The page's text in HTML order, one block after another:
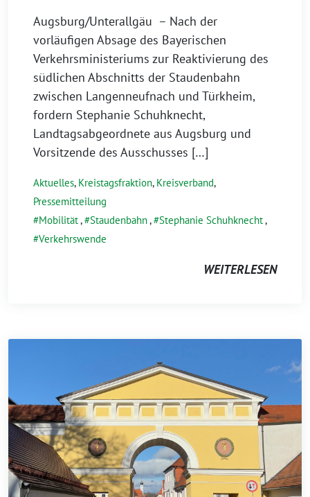
Augsburg/Unterallgäu – Nach der
vorläufigen Absage des Bayerischen
Verkehrsministeriums zur Reaktivierung des
südlichen Abschnitts der Staudenbahn
zwischen Langenneufnach und Türkheim,
fordern Stephanie Schuhknecht,
Landtagsabgeordnete aus Augsburg und
Vorsitzende des Ausschusses […]
Aktuelles, Kreistagsfraktion, Kreisverband,
Pressemitteilung
Mobilität, Staudenbahn, Stephanie Schuhknecht,
Verkehrswende
WEITERLESEN